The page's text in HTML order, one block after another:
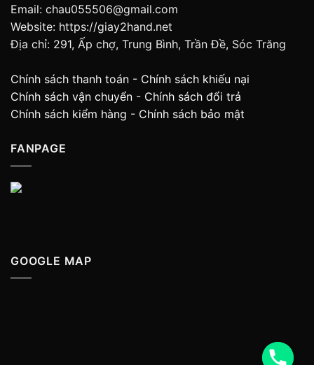
Email: chau055506@gmail.com
Website: https://giay2hand.net
Địa chỉ: 291, Ấp chợ, Trung Bình, Trần Đề, Sóc Trăng
Chính sách thanh toán - Chính sách khiếu nại
Chính sách vận chuyển - Chính sách đổi trả
Chính sách kiểm hàng - Chính sách bảo mật
FANPAGE
GOOGLE MAP